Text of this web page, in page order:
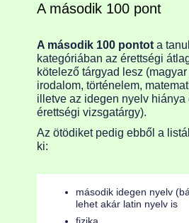
A második 100 pont
A második 100 pontot a
kategóriában az érettségi
kötelező tárgyad lesz
irodalom, történelem,
illetve az idegen nyelv hiánya
érettségi vizsgatárgy).
Az ötödiket pedig ebből a
ki:
második idegen nyelv
lehet akár latin nyelv is